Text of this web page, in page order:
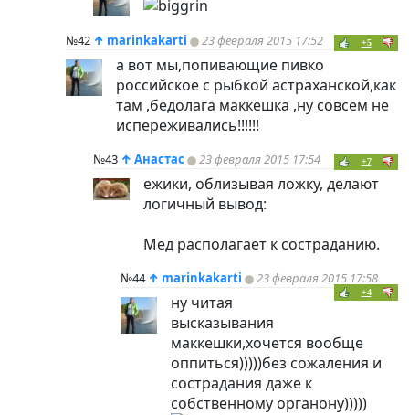
№42 ↑ marinkakarti 23 февраля 2015 17:52 +5
а вот мы,попивающие пивко
российское с рыбкой астраханской,как
там ,бедолага маккешка ,ну совсем не
испереживались!!!!!!
№43 ↑ Анастас 23 февраля 2015 17:54 +7
ежики, облизывая ложку, делают
логичный вывод:
Мед располагает к состраданию.
№44 ↑ marinkakarti 23 февраля 2015 17:58
+4
ну читая
высказывания
маккешки,хочется вообще
оппиться)))))без сожаления и
сострадания даже к
собственному органону)))))